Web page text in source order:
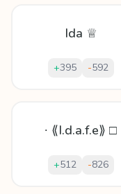
Ida ♕
+395 -592
∙ ⟪I.d.a.f.e⟫ □
+512 -826